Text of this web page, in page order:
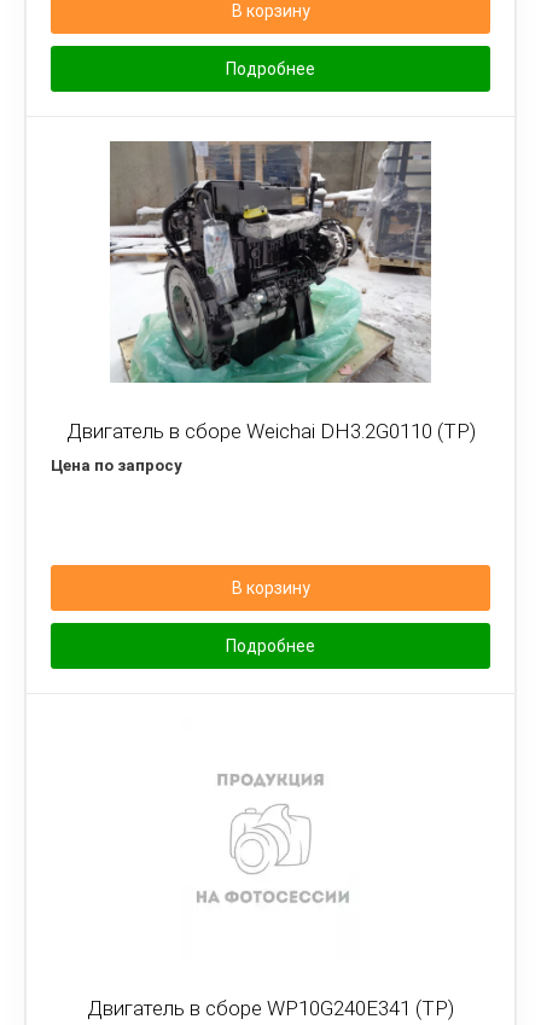
В корзину
Подробнее
Двигатель в сборе Weichai DH3.2G0110 (TP)
Цена по запросу
В корзину
Подробнее
Двигатель в сборе WP10G240E341 (TP)